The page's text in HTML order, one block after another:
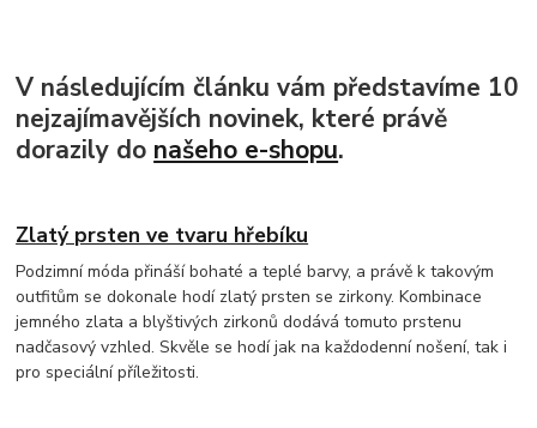
V následujícím článku vám představíme 10
nejzajímavějších novinek, které právě
dorazily do našeho e-shopu.
Zlatý prsten ve tvaru hřebíku
Podzimní móda přináší bohaté a teplé barvy, a právě k takovým
outfitům se dokonale hodí zlatý prsten se zirkony. Kombinace
jemného zlata a blyštivých zirkonů dodává tomuto prstenu
nadčasový vzhled. Skvěle se hodí jak na každodenní nošení, tak i
pro speciální příležitosti.